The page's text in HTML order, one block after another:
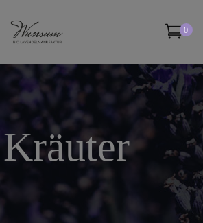
0
Kräuter